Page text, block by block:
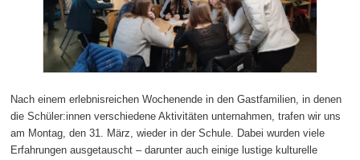
Nach einem erlebnisreichen Wochenende in den Gastfamilien, in denen
die Schüler:innen verschiedene Aktivitäten unternahmen, trafen wir uns
am Montag, den 31. März, wieder in der Schule. Dabei wurden viele
Erfahrungen ausgetauscht – darunter auch einige lustige kulturelle